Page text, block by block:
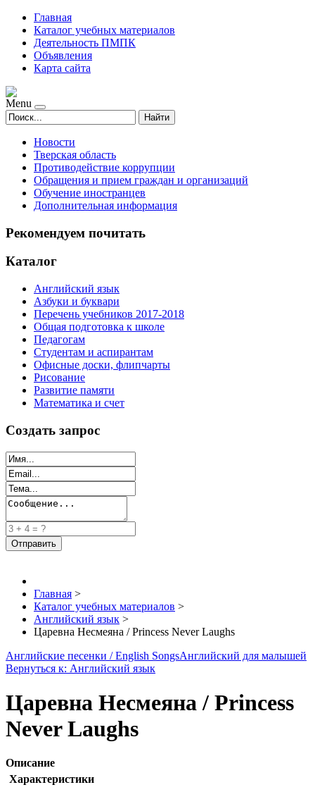
Главная
Каталог учебных материалов
Деятельность ПМПК
Объявления
Карта сайта
Menu
Найти
Новости
Тверская область
Противодействие коррупции
Обращения и прием граждан и организаций
Обучение иностранцев
Дополнительная информация
Рекомендуем почитать
Каталог
Английский язык
Азбуки и буквари
Перечень учебников 2017-2018
Общая подготовка к школе
Педагогам
Студентам и аспирантам
Офисные доски, флипчарты
Рисование
Развитие памяти
Математика и счет
Создать запрос
Главная >
Каталог учебных материалов >
Английский язык >
Царевна Несмеяна / Princess Never Laughs
Английские песенки / English SongsАнглийский для малышей
Вернуться к: Английский язык
Царевна Несмеяна / Princess
Never Laughs
Описание
Характеристики